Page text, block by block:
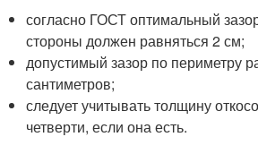
согласно ГОСТ оптимальный
стороны должен равняться 2 см;
допустимый зазор по периметру
сантиметров;
следует учитывать толщину
четверти, если она есть.